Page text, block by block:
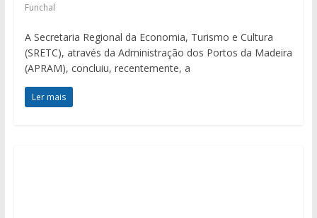
Funchal
A Secretaria Regional da Economia, Turismo e Cultura
(SRETC), através da Administração dos Portos da Madeira
(APRAM), concluiu, recentemente, a
Ler mais